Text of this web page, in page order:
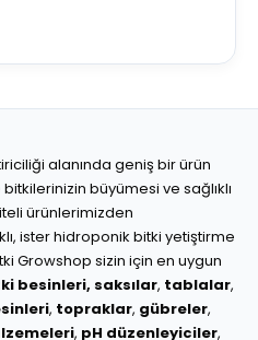
alanında geniş bir ürün
büyümesi ve sağlıklı
ürünlerimizden
ister hidroponik bitki yetiştirme
Growshop sizin için en uygun
besinleri, saksılar, tablalar,
, topraklar, gübreler,
, pH düzenleyiciler,